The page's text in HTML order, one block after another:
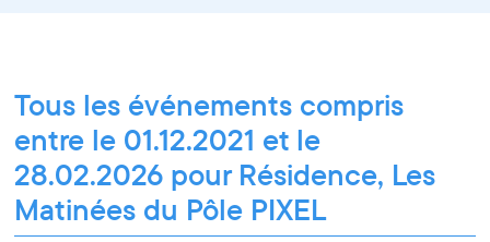
Tous les événements compris
entre le 01.12.2021 et le
28.02.2026 pour Résidence, Les
Matinées du Pôle PIXEL